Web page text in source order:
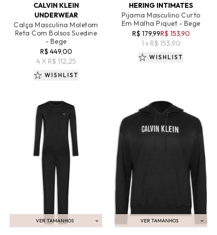
CALVIN KLEIN
UNDERWEAR
Calça Masculina Moletom
Reta Com Bolsos Suedine
- Bege
R$ 449,00
4 X R$ 112,25
WISHLIST
HERING INTIMATES
Pijama Masculino Curto
Em Malha Piquet - Bege
R$ 179,99R$ 153,90
1 x R$ 153,90
WISHLIST
VER TAMANHOS
ADICIONAR AO CARRINHO
VER TAMANHOS
ADICIONAR AO CARRINHO